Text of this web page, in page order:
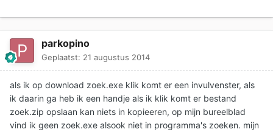
parkopino
Geplaatst: 21 augustus 2014
als ik op download zoek.exe klik komt er een invulvenster, als
ik daarin ga heb ik een handje als ik klik komt er bestand
zoek.zip opslaan kan niets in kopieeren, op mijn bureelblad
vind ik geen zoek.exe alsook niet in programma's zoeken. mijn